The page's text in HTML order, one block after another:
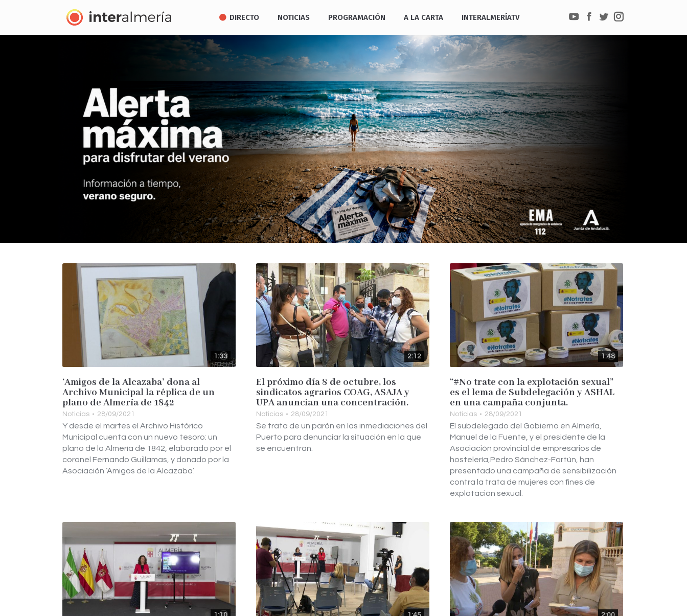
DIRECTO NOTICIAS PROGRAMACIÓN A LA CARTA INTERALMERÍATV
YouTube
Facebook
TwitterInstagram
1:33
‘Amigos de la Alcazaba’ dona al
Archivo Municipal la réplica de un
plano de Almería de 1842
Noticias 28/09/2021
Y desde el martes el Archivo Histórico
Municipal cuenta con un nuevo tesoro: un
plano de la Almería de 1842, elaborado por el
coronel Fernando Guillamas, y donado por la
Asociación ‘Amigos de la Alcazaba’.
2:12
El próximo día 8 de octubre, los
sindicatos agrarios COAG, ASAJA y
UPA anuncian una concentración.
Noticias 28/09/2021
Se trata de un parón en las inmediaciones del
Puerto para denunciar la situación en la que
se encuentran.
1:48
“#No trate con la explotación sexual”
es el lema de Subdelegación y ASHAL
en una campaña conjunta.
Noticias 28/09/2021
El subdelegado del Gobierno en Almería,
Manuel de la Fuente, y el presidente de la
Asociación provincial de empresarios de
hostelería,Pedro Sánchez-Fortún, han
presentado una campaña de sensibilización
contra la trata de mujeres con fines de
explotación sexual.